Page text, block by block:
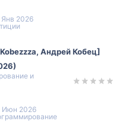
Янв 2026
Андрей Кобец]
и
Июн 2026